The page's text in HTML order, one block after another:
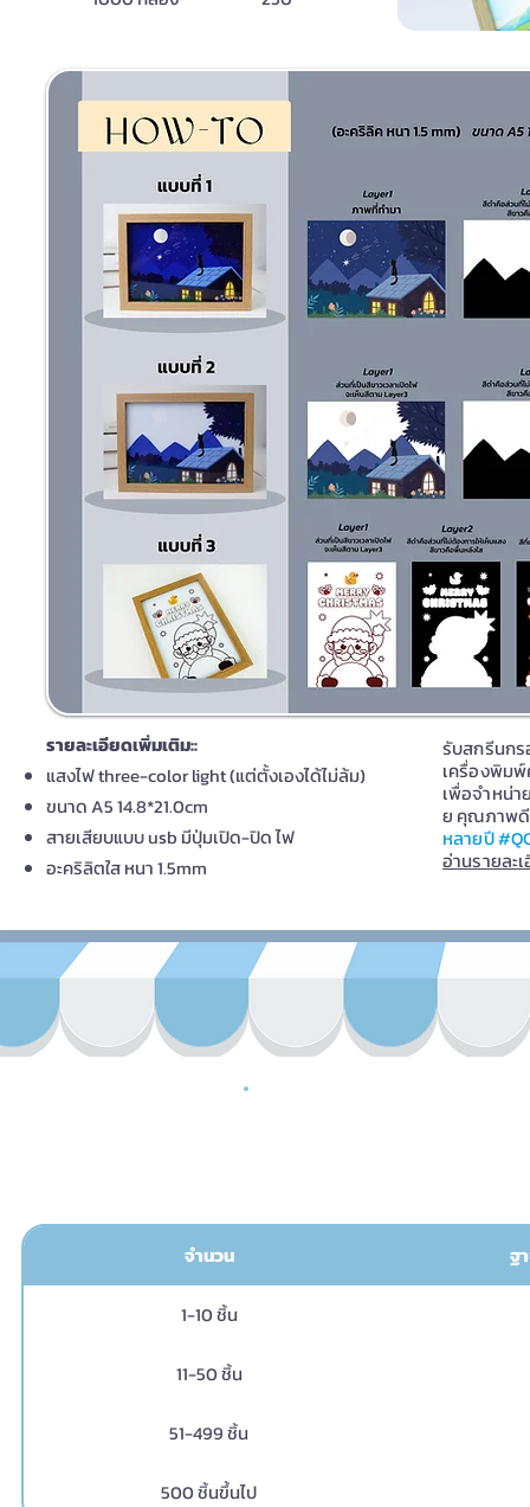
รายละเอียดเพิ่มเติม::
แสงไฟ three-color light (แต่ตั้งเองได้ไม่ล้ม)
ขนาด A5 14.8*21.0cm
สายเสียบแบบ usb มีปุ่มเปิด-ปิด ไฟ
อะคริลิตใส หนา 1.5mm
รับสกรีนก
เครื่องพิม
เพื่อจำหน่า
ย คุณภาพ
หลายปี
อ่านรายละ
จำนวน ฐ
1-10 ชิ้น
11-50 ชิ้น
51-499 ชิ้น
500 ชิ้นขึ้นไป